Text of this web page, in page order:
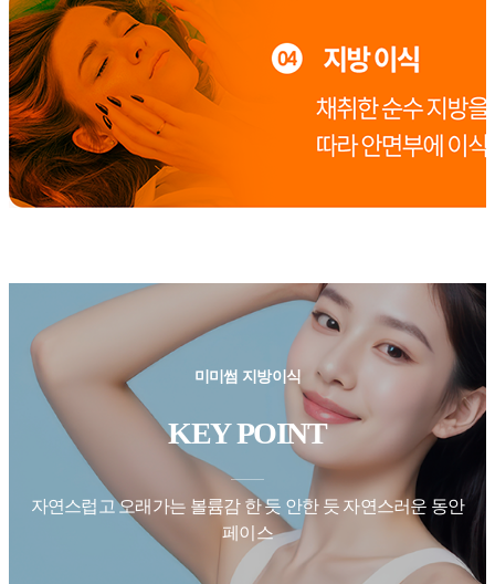
미미썸 지방이식
KEY POINT
자연스럽고 오래가는 볼륨감 한 듯 안한 듯 자연스러운 동안
페이스